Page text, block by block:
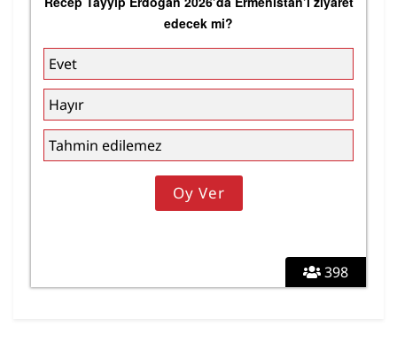
398
edecek mi?
Evet
Hayır
Tahmin edilemez